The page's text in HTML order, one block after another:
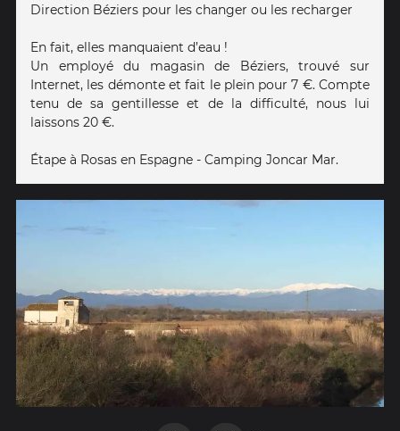
Direction Béziers pour les changer ou les recharger
En fait, elles manquaient d’eau !
Un employé du magasin de Béziers, trouvé sur
Internet, les démonte et fait le plein pour 7 €. Compte
tenu de sa gentillesse et de la difficulté, nous lui
laissons 20 €.
Étape à Rosas en Espagne - Camping Joncar Mar.